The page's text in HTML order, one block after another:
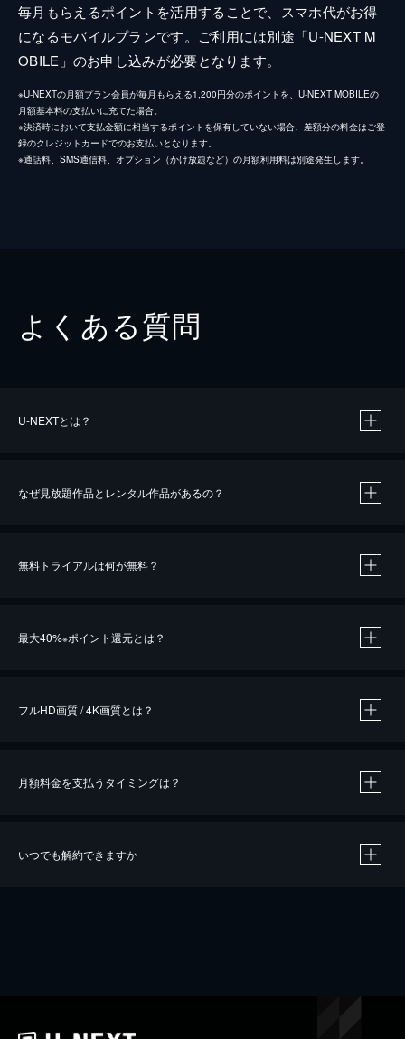
毎月もらえるポイントを活用することで、スマホ代がお得
になるモバイルプランです。ご利用には別途「U-NEXT M
OBILE」のお申し込みが必要となります。
※U-NEXTの月額プラン会員が毎月もらえる1,200円分のポイントを、U-NEXT MOBILEの
月額基本料の支払いに充てた場合。
※決済時において支払金額に相当するポイントを保有していない場合、差額分の料金はご登
録のクレジットカードでのお支払いとなります。
※通話料、SMS通信料、オプション（かけ放題など）の月額利用料は別途発生します。
よくある質問
U-NEXTとは？
なぜ見放題作品とレンタル作品があるの？
無料トライアルは何が無料？
最大40%※ポイント還元とは？
※40％ポイント還元の対象は、クレジットカード決済による作品の購入 / レンタルです。
iOSアプリのUコイン決済による作品の購入 / レンタルは、20％のポイント還元です。
フルHD画質 / 4K画質とは？
月額料金を支払うタイミングは？
いつでも解約できますか